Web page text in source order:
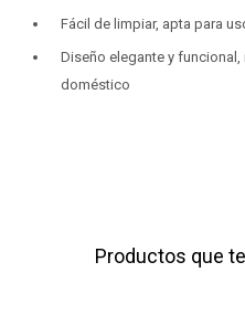
Fácil de limpiar, apta para
Diseño elegante y
doméstico
Productos que